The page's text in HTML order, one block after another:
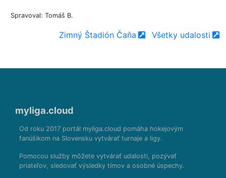
Spravoval: Tomáš B.
Zimný Štadión Čaňa Všetky udalosti
myliga.cloud
Od roku 2017 portál myliga.cloud pomáha hokejovým
fanúšikom na Slovensku vytvárať turnaje a ligy.
Pomocou služby môžete vytvárať udalosti, pozývať
priateľov, sledovať výsledky tímov a osobné úspechy.